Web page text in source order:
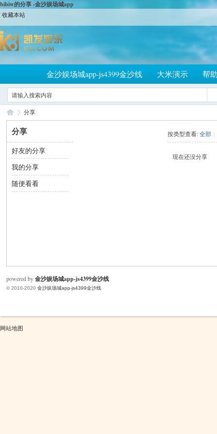
bibiw的分享 -金沙娱场城app
收藏本站
金沙娱场城app-js4399金沙线 大米演示 帮
大 ›
分享
分享
好友的分享
我的分享
随便看看
按类型查看:全部 |
现在还没分享
powered by金沙娱场城app-js4399金沙线
© 2010-2020 金沙娱场城app-js4399金沙线
网站地图